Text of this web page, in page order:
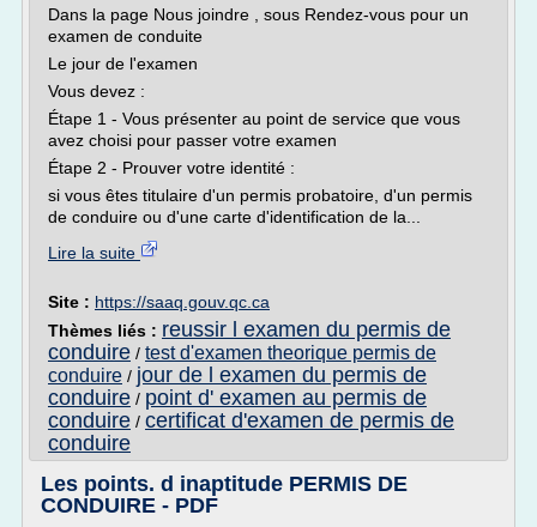
Dans la page Nous joindre , sous Rendez-vous pour un
examen de conduite
Le jour de l'examen
Vous devez :
Étape 1 - Vous présenter au point de service que vous
avez choisi pour passer votre examen
Étape 2 - Prouver votre identité :
si vous êtes titulaire d'un permis probatoire, d'un permis
de conduire ou d'une carte d'identification de la...
Lire la suite
Site : https://saaq.gouv.qc.ca
Thèmes liés : reussir l examen du permis de
conduire / test d'examen theorique permis de
conduire / jour de l examen du permis de
conduire / point d' examen au permis de
conduire / certificat d'examen de permis de
conduire
Les points. d inaptitude PERMIS DE
CONDUIRE - PDF